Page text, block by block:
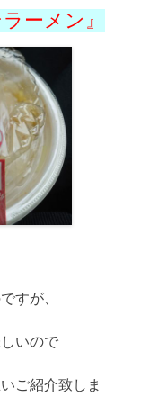
ーメン』
すが、
いので
ご紹介致しま